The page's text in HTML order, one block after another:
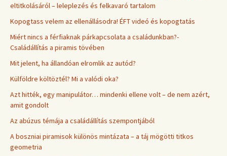
eltitkolásáról – leleplezés és felkavaró tartalom
Kopogtass velem az ellenállásodra! ÉFT videó és kopogtatás
Miért nincs a férfiaknak párkapcsolata a családunkban?-
Családállítás a piramis tövében
Mit jelent, ha állandóan elromlik az autód?
Külföldre költöztél? Mi a valódi oka?
Azt hitték, egy manipulátor… mindenki ellene volt – de nem azért,
amit gondolt
Az abúzus témája a családállítás szempontjából
A boszniai piramisok különös mintázata – a táj mögötti titkos
geometria